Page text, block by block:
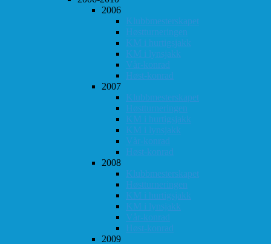
2006
Klubbmesterskapet
Høstturneringen
KM i hurtigsjakk
KM i lynsjakk
Vår-konrad
Høst-konrad
2007
Klubbmesterskapet
Høstturneringen
KM i hurtigsjakk
KM i lynsjakk
Vår-konrad
Høst-konrad
2008
Klubbmesterskapet
Høstturneringen
KM i hurtigsjakk
KM i lynsjakk
Vår-konrad
Høst-konrad
2009